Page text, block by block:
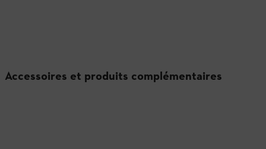
Accessoires et produits complémentaires